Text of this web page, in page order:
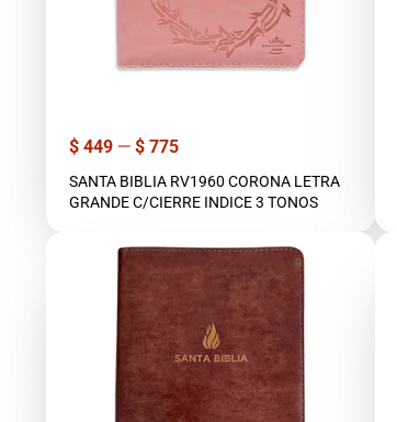
Precio
$ 449 — $ 775
SANTA BIBLIA RV1960 CORONA LETRA
GRANDE C/CIERRE INDICE 3 TONOS